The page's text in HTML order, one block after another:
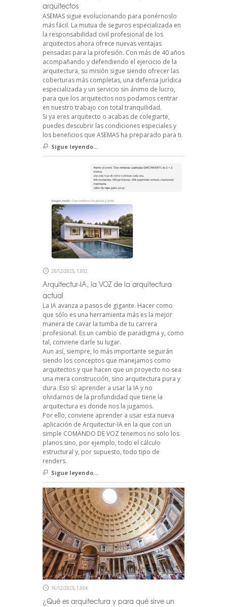
arquitectos
ASEMAS sigue evolucionando para ponérnoslo
más fácil. La mutua de seguros especializada en
la responsabilidad civil profesional de los
arquitectos ahora ofrece nuevas ventajas
pensadas para la profesión. Con más de 40 años
acompañando y defendiendo el ejercicio de la
arquitectura, su misión sigue siendo ofrecer las
coberturas más completas, una defensa jurídica
especializada y un servicio sin ánimo de lucro,
para que los arquitectos nos podamos centrar
en nuestro trabajo con total tranquilidad.
Si ya eres arquitecto o acabas de colegiarte,
puedes descubrir las condiciones especiales y
los beneficios que ASEMAS ha preparado para ti.
Sigue leyendo...
28/12/2025, 13:02
Arquitectur-IA, la VOZ de la arquitectura
actual
La IA avanza a pasos de gigante. Hacer como
que sólo es una herramienta más es la mejor
manera de cavar la tumba de tu carrera
profesional. Es un cambio de paradigma y, como
tal, conviene darle su lugar.
Aun así, siempre, lo más importante seguirán
siendo los conceptos que manejamos como
arquitectos y que hacen que un proyecto no sea
una mera construcción, sino arquitectura pura y
dura. Eso sí: aprender a usar la IA y no
olvidarnos de la profundidad que tiene la
arquitectura es donde nos la jugamos.
Por ello, conviene aprender a usar esta nueva
aplicación de Arquitectur-IA en la que con un
simple COMANDO DE VOZ tenemos no solo los
planos sino, por ejemplo, todo el cálculo
estructural y, por supuesto, todo tipo de
renders.
Sigue leyendo...
16/12/2025, 13:04
¿Qué es arquitectura y para qué sirve un